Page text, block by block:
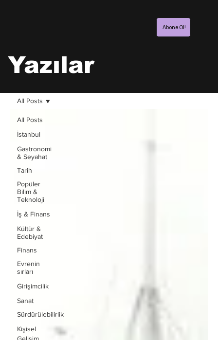
Abone Ol!
Yazılar
All Posts
İstanbul
Gastronomi
& Seyahat
Tarih
Popüler
Bilim &
Teknoloji
İş & Finans
Kültür &
Edebiyat
Finans
Evrenin
sırları
Girişimcilik
Sanat
Sürdürülebilirlik
Kişisel
All Posts